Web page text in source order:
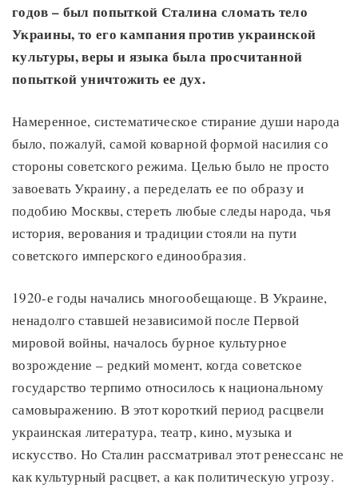
годов – был попыткой Сталина сломать тело
Украины, то его кампания против украинской
культуры, веры и языка была просчитанной
попыткой уничтожить ее дух.
Намеренное, систематическое стирание души народа
было, пожалуй, самой коварной формой насилия со
стороны советского режима. Целью было не просто
завоевать Украину, а переделать ее по образу и
подобию Москвы, стереть любые следы народа, чья
история, верования и традиции стояли на пути
советского имперского единообразия.
1920-е годы начались многообещающе. В Украине,
ненадолго ставшей независимой после Первой
мировой войны, началось бурное культурное
возрождение – редкий момент, когда советское
государство терпимо относилось к национальному
самовыражению. В этот короткий период расцвели
украинская литература, театр, кино, музыка и
искусство. Но Сталин рассматривал этот ренессанс не
как культурный расцвет, а как политическую угрозу.